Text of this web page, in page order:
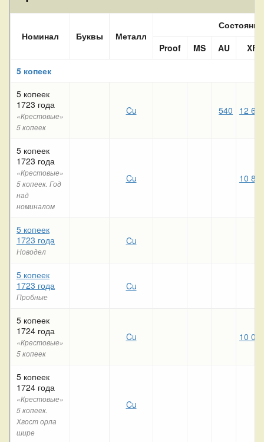
Номинал Буквы Металл
Состояние
Proof
MS AU
XF
5 копеек
5 копеек
1723 года
«Крестовые»
5 копеек
Cu 540 12
5 копеек
1723 года
«Крестовые»
5 копеек. Год
над
номиналом
Cu 10
5 копеек
1723 года
Новодел
Cu
5 копеек
1723 года
Пробные
Cu
5 копеек
1724 года
«Крестовые»
5 копеек
Cu 10
5 копеек
1724 года
«Крестовые»
5 копеек.
Хвост орла
шире
Cu